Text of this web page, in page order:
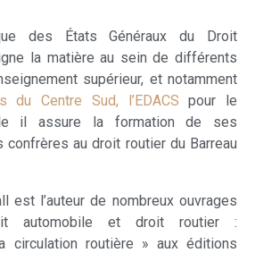
des États Généraux du Droit
la matière au sein de différents
supérieur, et notamment
du Centre Sud, l’EDACS pour le
il assure la formation de ses
au droit routier du Barreau
est l’auteur de nombreux ouvrages
automobile et droit routier :
circulation routière » aux éditions